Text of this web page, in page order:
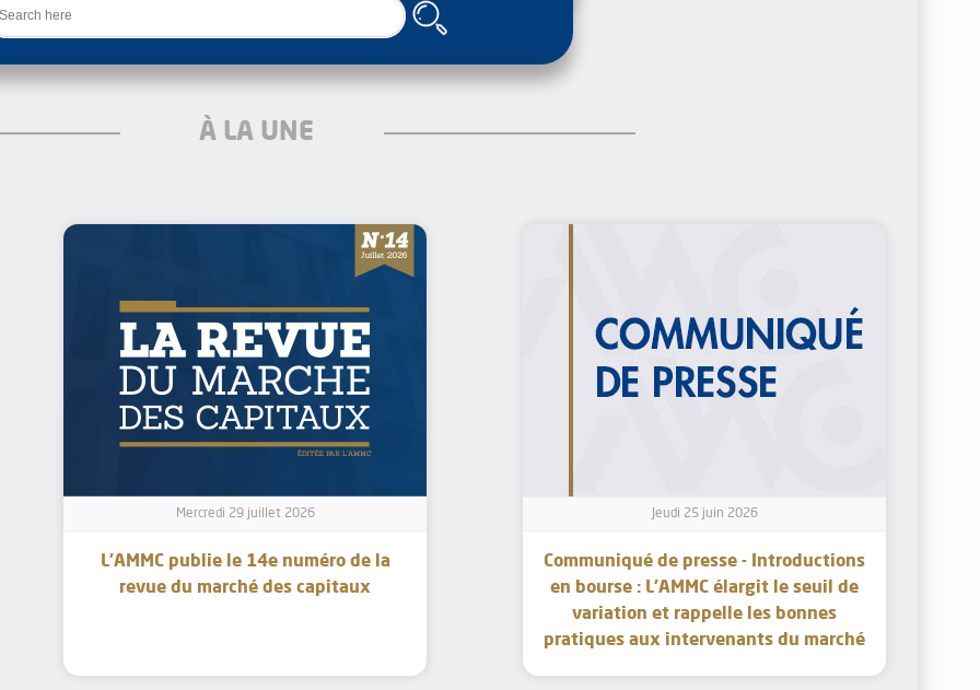
À LA UNE
Mercredi 29 juillet 2026
L’AMMC publie le 14e numéro de la
revue du marché des capitaux
Jeudi 25 juin 2026
Communiqué de presse - Introductions
en bourse : L’AMMC élargit le seuil de
variation et rappelle les bonnes
pratiques aux intervenants du marché